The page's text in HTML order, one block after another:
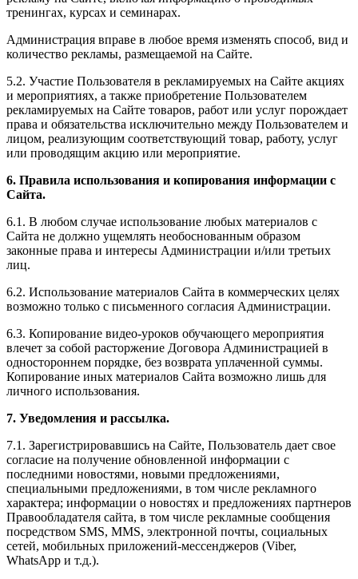
тренингах, курсах и семинарах.
Администрация вправе в любое время изменять способ, вид и
количество рекламы, размещаемой на Сайте.
5.2. Участие Пользователя в рекламируемых на Сайте акциях
и мероприятиях, а также приобретение Пользователем
рекламируемых на Сайте товаров, работ или услуг порождает
права и обязательства исключительно между Пользователем и
лицом, реализующим соответствующий товар, работу, услуг
или проводящим акцию или мероприятие.
6. Правила использования и копирования информации с
Сайта.
6.1. В любом случае использование любых материалов с
Сайта не должно ущемлять необоснованным образом
законные права и интересы Администрации и/или третьих
лиц.
6.2. Использование материалов Сайта в коммерческих целях
возможно только с письменного согласия Администрации.
6.3. Копирование видео-уроков обучающего мероприятия
влечет за собой расторжение Договора Администрацией в
одностороннем порядке, без возврата уплаченной суммы.
Копирование иных материалов Сайта возможно лишь для
личного использования.
7. Уведомления и рассылка.
7.1. Зарегистрировавшись на Сайте, Пользователь дает свое
согласие на получение обновленной информации с
последними новостями, новыми предложениями,
специальными предложениями, в том числе рекламного
характера; информации о новостях и предложениях партнеров
Правообладателя сайта, в том числе рекламные сообщения
посредством SMS, MMS, электронной почты, социальных
сетей, мобильных приложений-мессенджеров (Viber,
WhatsApp и т.д.).